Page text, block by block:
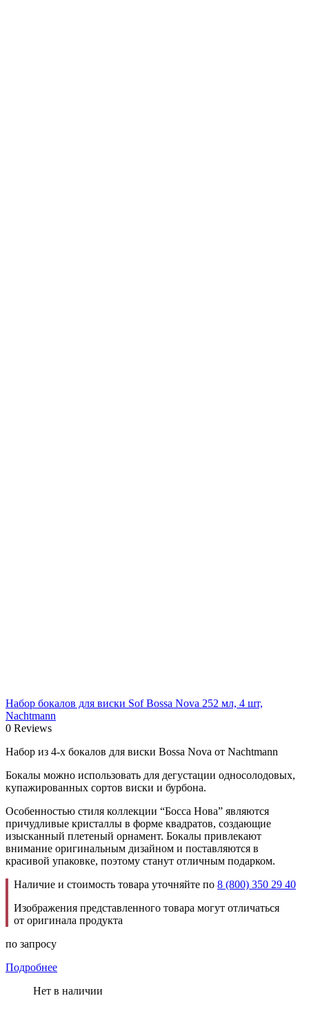
Набор бокалов для виски Sof Bossa Nova 252 мл, 4 шт,
Nachtmann
0 Reviews
Набор из 4-х бокалов для виски Bossa Nova от Nachtmann
Бокалы можно использовать для дегустации односолодовых,
купажированных сортов виски и бурбона.
Особенностью стиля коллекции “Босса Нова” являются
причудливые кристаллы в форме квадратов, создающие
изысканный плетеный орнамент. Бокалы привлекают
внимание оригинальным дизайном и поставляются в
красивой упаковке, поэтому станут отличным подарком.
Наличие и стоимость товара уточняйте по 8 (800) 350 29 40
Изображения представленного товара могут отличаться
от оригинала продукта
по запросу
Подробнее
Нет в наличии